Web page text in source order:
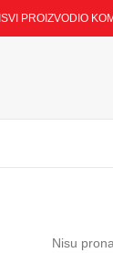
SVI PROIZVODI O
Nisu